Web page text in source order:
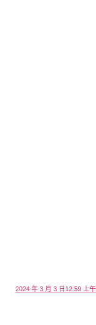
2024 年 3 月 3 日12:59 上午